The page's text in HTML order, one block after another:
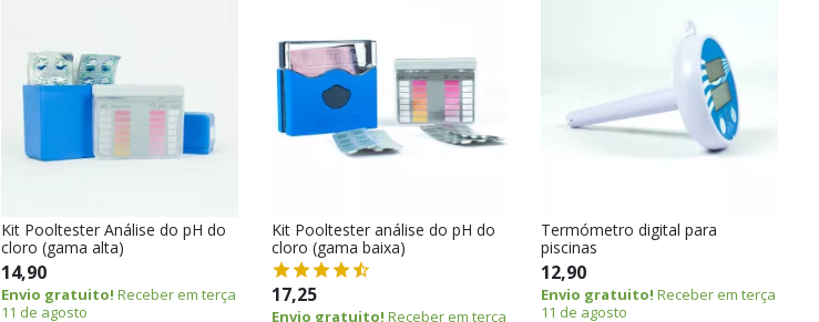
Kit Pooltester Análise do pH do
cloro (gama alta)
14,90
Envio gratuito! Receber em terça
11 de agosto
Kit Pooltester análise do pH do
cloro (gama baixa)
17,25
Envio gratuito! Receber em terça
Termómetro digital para
piscinas
12,90
Envio gratuito! Receber em terça
11 de agosto